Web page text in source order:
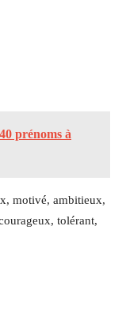
prénoms à
motivé, ambitieux,
tolérant,